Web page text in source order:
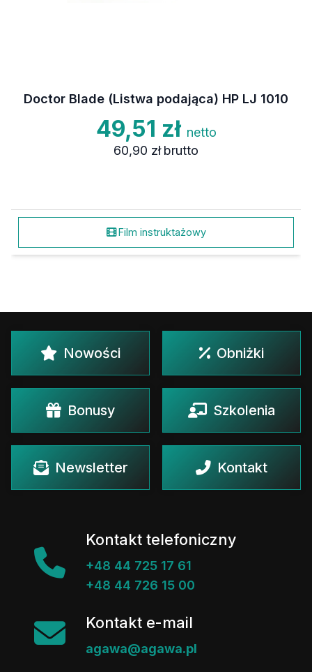
Doctor Blade (Listwa podająca) HP LJ 1010
49,51 zł netto
60,90 zł brutto
Film instruktażowy
Nowości Obniżki
Bonusy Szkolenia
Newsletter Kontakt
Kontakt telefoniczny
+48 44 725 17 61
+48 44 726 15 00
Kontakt e-mail
agawa@agawa.pl